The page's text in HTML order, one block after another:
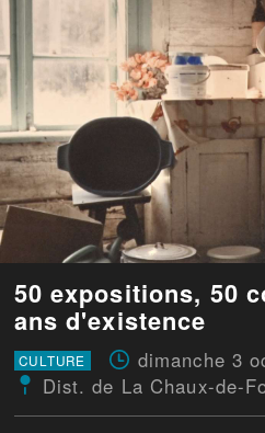
50 expositions, 50
ans d'existence
CULTURE dimanche 3
Dist. de La Chaux-de-